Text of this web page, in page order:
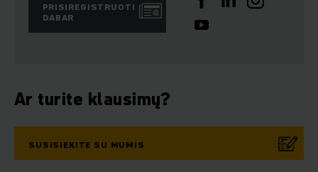
PRISIREGISTRUOTI
DABAR
Ar turite klausimų?
SUSISIEKITE SU MUMIS